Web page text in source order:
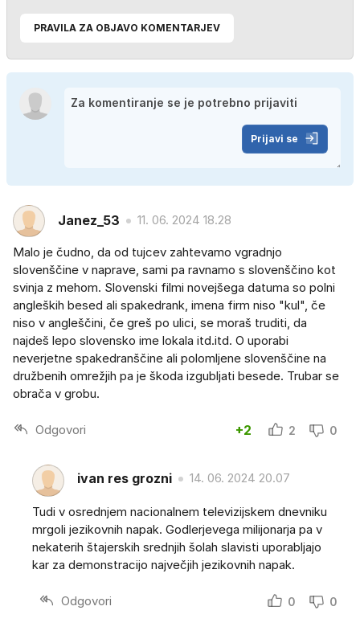
PRAVILA ZA OBJAVO KOMENTARJEV
Prijavi se
Janez_53 11. 06. 2024 18.28
Malo je čudno, da od tujcev zahtevamo vgradnjo
slovenščine v naprave, sami pa ravnamo s slovenščino kot
svinja z mehom. Slovenski filmi novejšega datuma so polni
angleških besed ali spakedrank, imena firm niso "kul", če
niso v angleščini, če greš po ulici, se moraš truditi, da
najdeš lepo slovensko ime lokala itd.itd. O uporabi
neverjetne spakedranščine ali polomljene slovenščine na
družbenih omrežjih pa je škoda izgubljati besede. Trubar se
obrača v grobu.
Odgovori +2 2 0
ivan res grozni 14. 06. 2024 20.07
Tudi v osrednjem nacionalnem televizijskem dnevniku
mrgoli jezikovnih napak. Godlerjevega milijonarja pa v
nekaterih štajerskih srednjih šolah slavisti uporabljajo
kar za demonstracijo največjih jezikovnih napak.
Odgovori 0 0